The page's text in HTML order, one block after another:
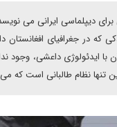
برای دیپلماسی ایرانی می
که در جغرافیای
با ایدئولوژی داعشی، وجود
تنها نظام طالبانی است